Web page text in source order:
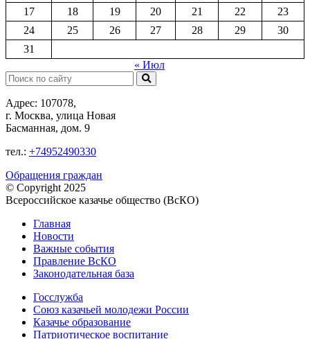
17
18 19 20 21 22
23
24
25 26 27 28 29
30
31
« Июл
Поиск:
Адрес: 107078,
г. Москва, улица Новая
Басманная, дом. 9
тел.: +74952490330
Обращения граждан
© Copyright 2025
Всероссийское казачье общество (ВсКО)
Главная
Новости
Важные события
Правление ВсКО
Законодательная база
Госслужба
Союз казачьей молодежи России
Казачье образование
Патриотическое воспитание